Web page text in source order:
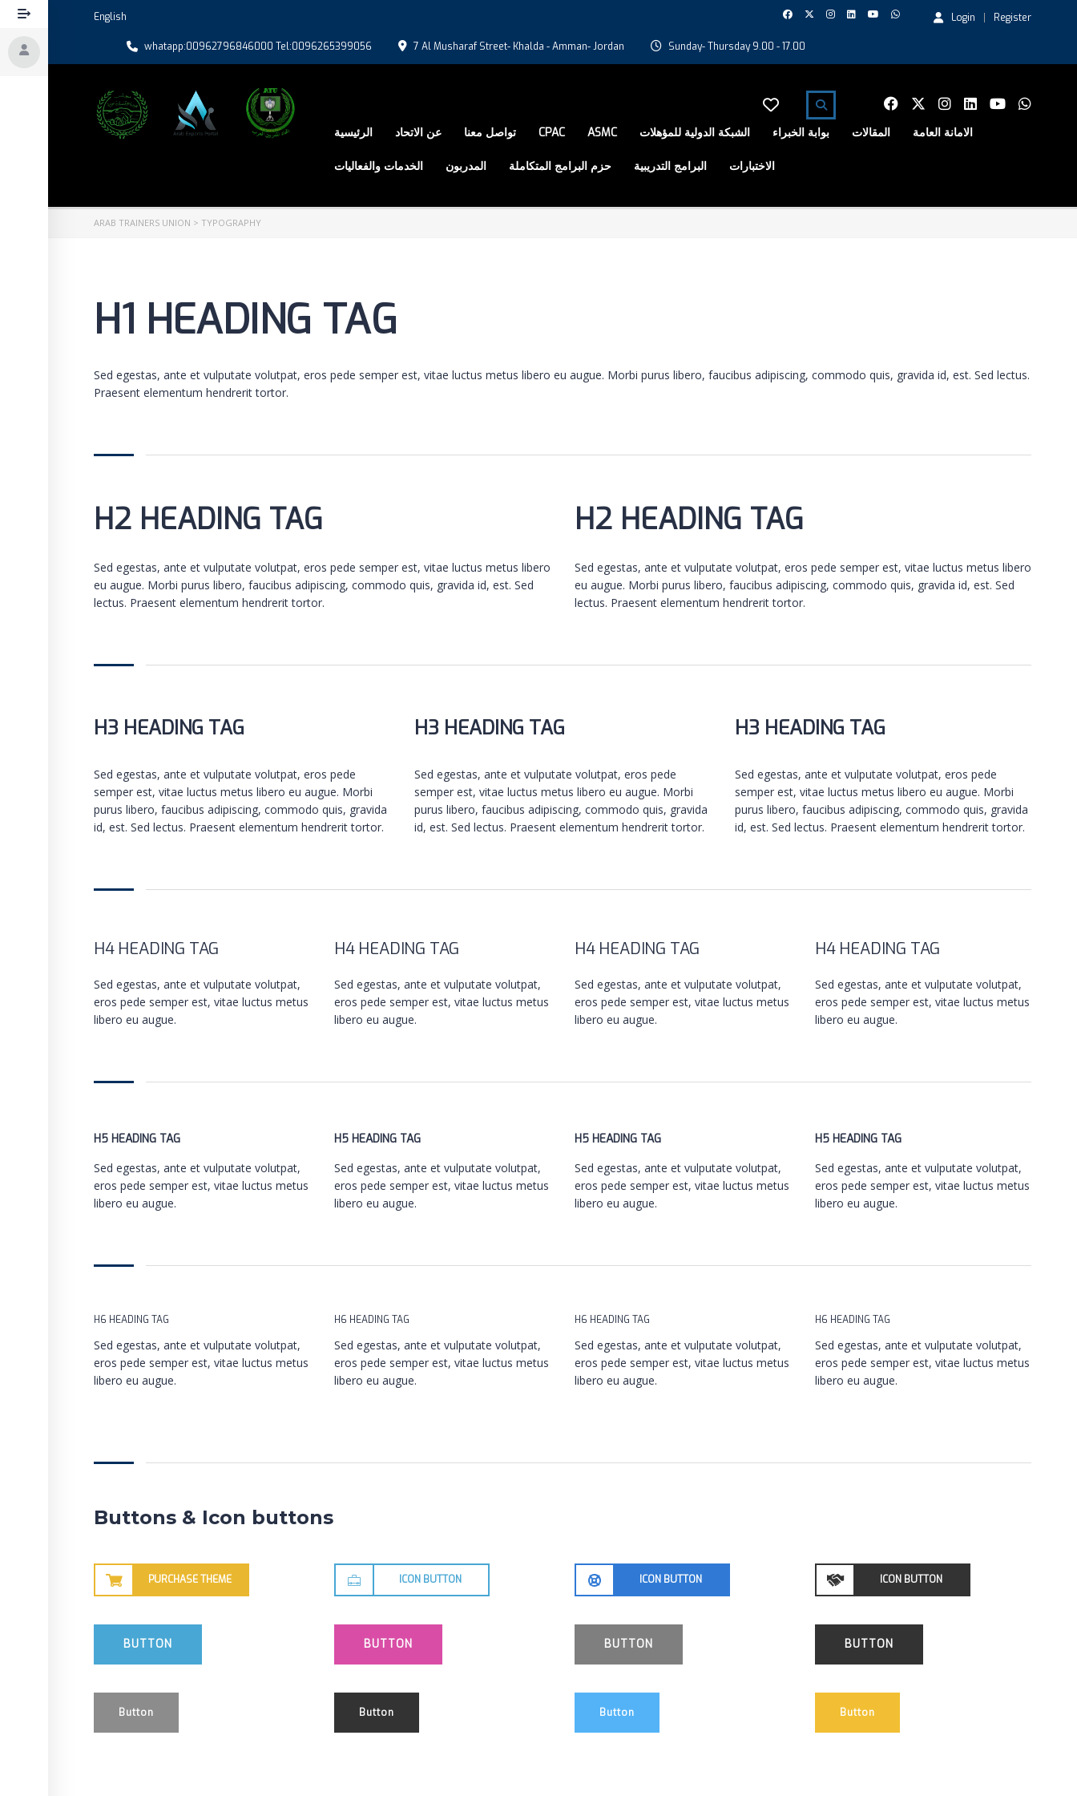
English Login Register
Sunday- Thursday 9.00 - 17.00
7 Al Musharaf Street- Khalda - Amman- Jordan
whatapp:00962796846000 Tel:0096265399056
الرئيسية عن الاتحاد تواصل معنا CPAC ASMC الشبكة الدولية للمؤهلات بوابة الخبراء المقالات الامانة العامة
الخدمات والفعاليات المدربون حزم البرامج المتكاملة البرامج التدريبية الاختبارات
ARAB TRAINERS UNION > TYPOGRAPHY
H1 HEADING TAG
Sed egestas, ante et vulputate volutpat, eros pede semper est, vitae luctus metus libero eu augue. Morbi purus libero, faucibus adipiscing, commodo quis, gravida id, est. Sed lectus.
Praesent elementum hendrerit tortor.
H2 HEADING TAG
Sed egestas, ante et vulputate volutpat, eros pede semper est, vitae luctus metus libero
eu augue. Morbi purus libero, faucibus adipiscing, commodo quis, gravida id, est. Sed
lectus. Praesent elementum hendrerit tortor.
H2 HEADING TAG
Sed egestas, ante et vulputate volutpat, eros pede semper est, vitae luctus metus libero
eu augue. Morbi purus libero, faucibus adipiscing, commodo quis, gravida id, est. Sed
lectus. Praesent elementum hendrerit tortor.
H3 HEADING TAG
Sed egestas, ante et vulputate volutpat, eros pede
semper est, vitae luctus metus libero eu augue. Morbi
purus libero, faucibus adipiscing, commodo quis, gravida
id, est. Sed lectus. Praesent elementum hendrerit tortor.
H3 HEADING TAG
Sed egestas, ante et vulputate volutpat, eros pede
semper est, vitae luctus metus libero eu augue. Morbi
purus libero, faucibus adipiscing, commodo quis, gravida
id, est. Sed lectus. Praesent elementum hendrerit tortor.
H3 HEADING TAG
Sed egestas, ante et vulputate volutpat, eros pede
semper est, vitae luctus metus libero eu augue. Morbi
purus libero, faucibus adipiscing, commodo quis, gravida
id, est. Sed lectus. Praesent elementum hendrerit tortor.
H4 HEADING TAG
Sed egestas, ante et vulputate volutpat,
eros pede semper est, vitae luctus metus
libero eu augue.
H4 HEADING TAG
Sed egestas, ante et vulputate volutpat,
eros pede semper est, vitae luctus metus
libero eu augue.
H4 HEADING TAG
Sed egestas, ante et vulputate volutpat,
eros pede semper est, vitae luctus metus
libero eu augue.
H4 HEADING TAG
Sed egestas, ante et vulputate volutpat,
eros pede semper est, vitae luctus metus
libero eu augue.
H5 HEADING TAG
Sed egestas, ante et vulputate volutpat,
eros pede semper est, vitae luctus metus
libero eu augue.
H5 HEADING TAG
Sed egestas, ante et vulputate volutpat,
eros pede semper est, vitae luctus metus
libero eu augue.
H5 HEADING TAG
Sed egestas, ante et vulputate volutpat,
eros pede semper est, vitae luctus metus
libero eu augue.
H5 HEADING TAG
Sed egestas, ante et vulputate volutpat,
eros pede semper est, vitae luctus metus
libero eu augue.
H6 HEADING TAG
Sed egestas, ante et vulputate volutpat,
eros pede semper est, vitae luctus metus
libero eu augue.
H6 HEADING TAG
Sed egestas, ante et vulputate volutpat,
eros pede semper est, vitae luctus metus
libero eu augue.
H6 HEADING TAG
Sed egestas, ante et vulputate volutpat,
eros pede semper est, vitae luctus metus
libero eu augue.
H6 HEADING TAG
Sed egestas, ante et vulputate volutpat,
eros pede semper est, vitae luctus metus
libero eu augue.
Buttons & Icon buttons
PURCHASE THEME ICON BUTTON ICON BUTTON ICON BUTTON
BUTTON BUTTON BUTTON BUTTON
Button Button Button Button